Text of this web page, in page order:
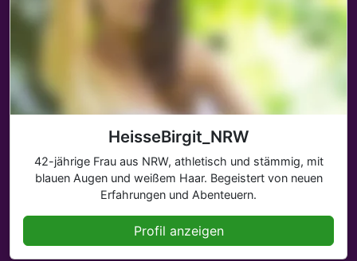
HeisseBirgit_NRW
42-jährige Frau aus NRW, athletisch und stämmig, mit
blauen Augen und weißem Haar. Begeistert von neuen
Erfahrungen und Abenteuern.
Profil anzeigen